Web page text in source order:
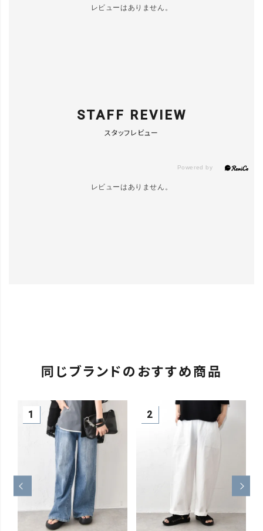
レビューはありません。
STAFF REVIEW
スタッフレビュー
レビューはありません。
同じブランドのおすすめ商品